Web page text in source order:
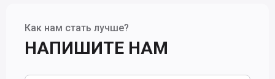
Как нам стать лучше?
НАПИШИТЕ НАМ